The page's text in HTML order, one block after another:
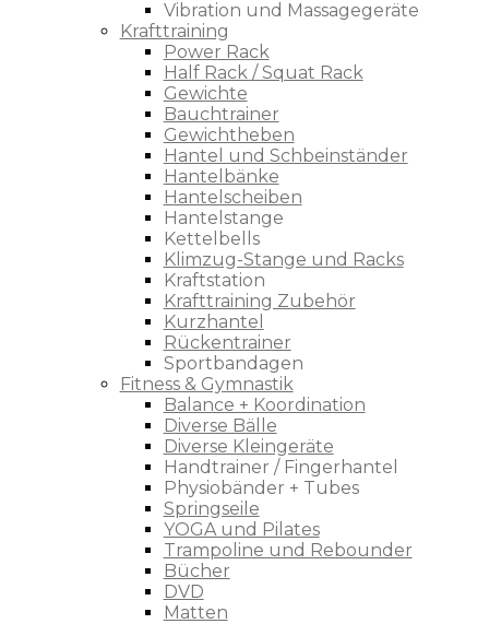
Vibration und Massagegeräte
Krafttraining
Power Rack
Half Rack / Squat Rack
Gewichte
Bauchtrainer
Gewichtheben
Hantel und Schbeinständer
Hantelbänke
Hantelscheiben
Hantelstange
Kettelbells
Klimzug-Stange und Racks
Kraftstation
Krafttraining Zubehör
Kurzhantel
Rückentrainer
Sportbandagen
Fitness & Gymnastik
Balance + Koordination
Diverse Bälle
Diverse Kleingeräte
Handtrainer / Fingerhantel
Physiobänder + Tubes
Springseile
YOGA und Pilates
Trampoline und Rebounder
Bücher
DVD
Matten